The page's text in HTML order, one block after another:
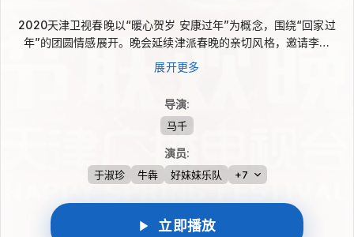
2020天津卫视春晚以“暖心贺岁 安康过年”为概念，围绕“回家过
年”的团圆情感展开。晚会延续津派春晚的亲切风格，邀请李光
羲、于淑珍、马志明、牛犇等老艺术家担任家乡代言人，同时汇集
张也、龚琳娜、胡夏、王珮瑜、余少群等嘉宾。歌舞与语言类节目
味、乡情与活力的春节联欢晚会。
展开更多
导演:
马千
演员:
于淑珍 牛犇 好妹妹乐队 +7
立即播放